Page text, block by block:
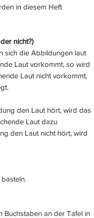
in diesem Heft
nicht?)
sich die Abbildungen laut
Laut vorkommt, so wird
Laut nicht vorkommt,
den Laut hört, wird das
Laut dazu
den Laut nicht hört, wird
Buchstaben an der Tafel in